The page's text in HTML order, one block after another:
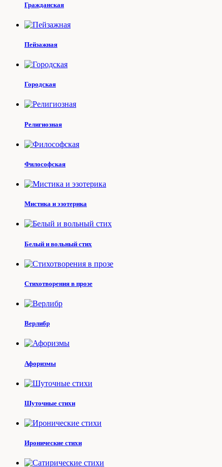
Гражданская
Пейзажная
Городская
Религиозная
Философская
Мистика и эзотерика
Белый и вольный стих
Стихотворения в прозе
Верлибр
Афоризмы
Шуточные стихи
Иронические стихи